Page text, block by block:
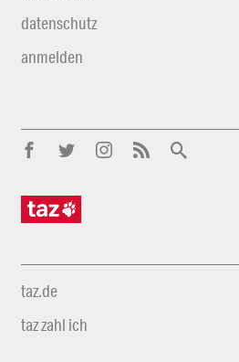
datenschutz
anmelden
taz.de
taz zahl ich